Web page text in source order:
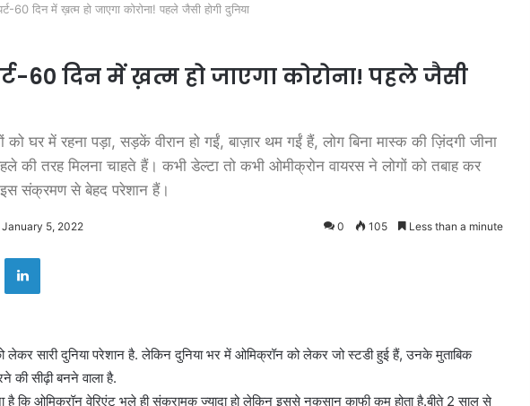
60 दिन में ख़त्म हो जाएगा कोरोना! पहले जैसी होगी दुनिया
60 दिन में ख़त्म हो जाएगा कोरोना! पहले जैसी
घर में रहना पड़ा, सड़कें वीरान हो गईं, बाज़ार थम गईं हैं, लोग बिना मास्क की ज़िंदगी जीना
की तरह मिलना चाहते हैं। कभी डेल्टा तो कभी ओमीक्रोन वायरस ने लोगों को तबाह कर
इस संक्रमण से बेहद परेशान हैं।
January 5, 2022 0 105 Less than a minute
लेकर सारी दुनिया परेशान है. लेकिन दुनिया भर में ओमिक्रॉन को लेकर जो स्टडी हुई हैं, उनके मुताबिक
की सीढ़ी बनने वाला है.
है कि ओमिक्रॉन वेरिएंट भले ही संक्रामक ज्यादा हो लेकिन इससे नुकसान काफी कम होता है.बीते 2 साल से